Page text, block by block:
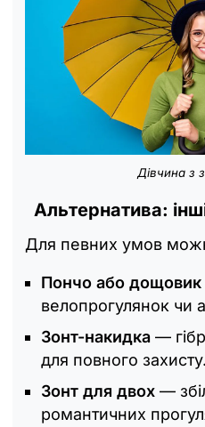
Дівчина з
Альтернатива:
Для певних умов
Пончо або дощовик
велопрогулянок чи
Зонт-накидка —
для повного захисту.
Зонт для двох —
романтичних